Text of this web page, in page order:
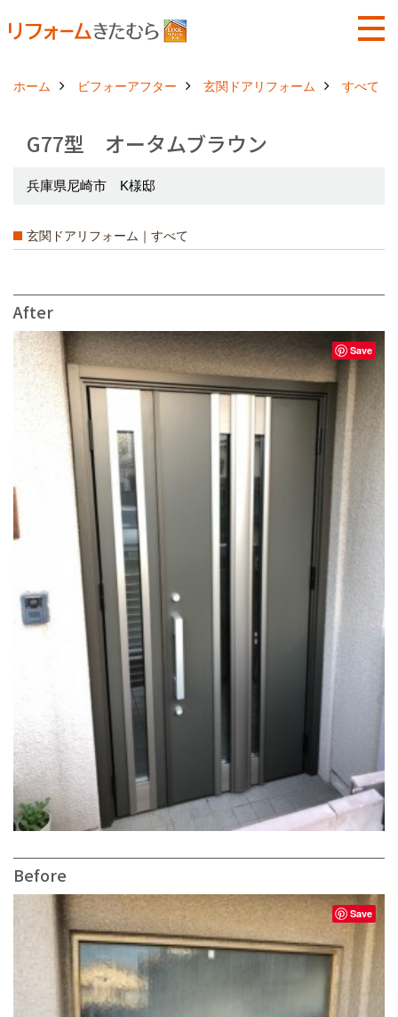
ホーム ビフォーアフター 玄関ドアリフォーム すべて
G77型 オータムブラウン
兵庫県尼崎市 K様邸
玄関ドアリフォーム｜すべて
After
Save
Before
Save